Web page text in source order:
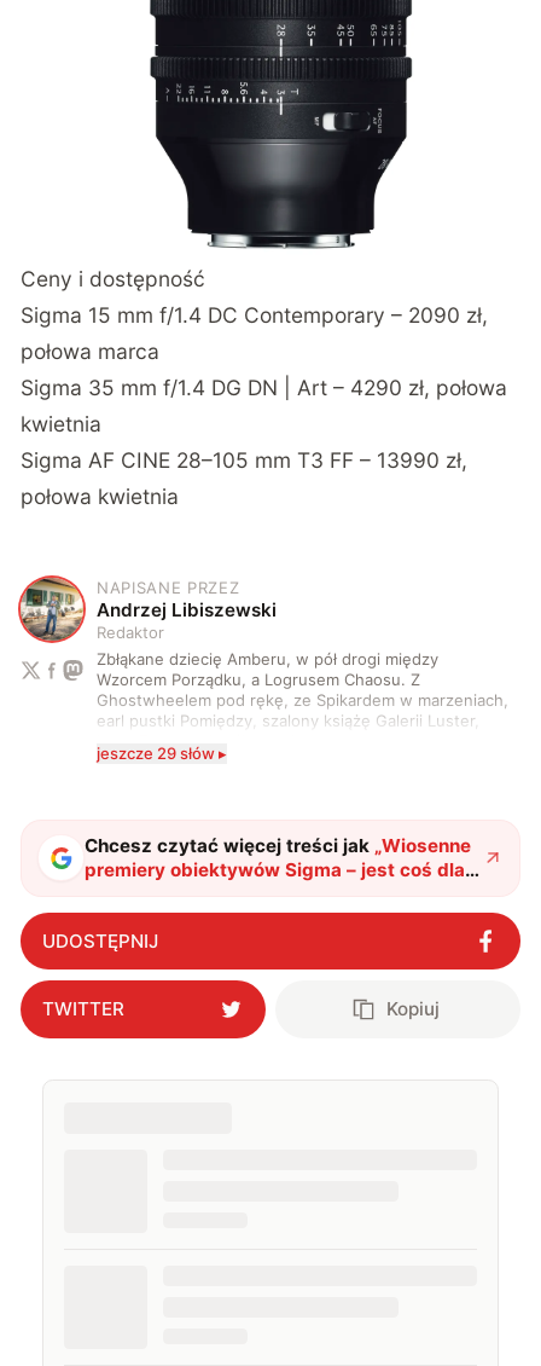
Ceny i dostępność
Sigma 15 mm f/1.4 DC Contemporary – 2090 zł,
połowa marca
Sigma 35 mm f/1.4 DG DN | Art – 4290 zł, połowa
kwietnia
Sigma AF CINE 28–105 mm T3 FF – 13990 zł,
połowa kwietnia
A
NAPISANE PRZEZ
Andrzej Libiszewski
Redaktor
Zbłąkane dziecię Amberu, w pół drogi między
Wzorcem Porządku, a Logrusem Chaosu. Z
Ghostwheelem pod rękę, ze Spikardem w marzeniach,
earl pustki Pomiędzy, szalony książę Galerii Luster,
serio? Pisaniem o szeroko pojętej technice o zajmuję
i gram w gry :)
jeszcze 29 słów ▸
Chcesz czytać więcej treści jak „Wiosenne
premiery obiektywów Sigma – jest coś dla
każdego"?
UDOSTĘPNIJ
TWITTER Kopiuj